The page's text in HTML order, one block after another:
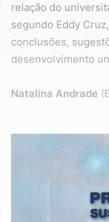
relação do
segundo Eddy
conclusões,
desenvolvimento
Natalina Andrade